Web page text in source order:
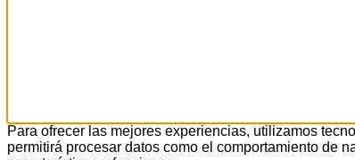
Para ofrecer las mejores experiencias, utilizamos
permitirá procesar datos como el comportamiento de